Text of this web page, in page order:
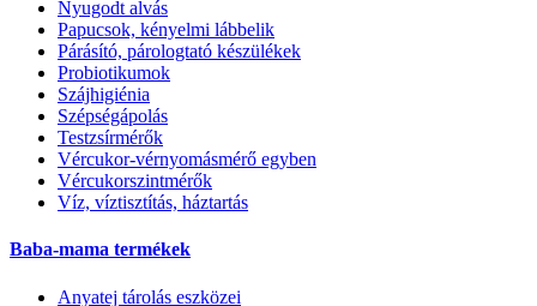
Nyugodt alvás
Papucsok, kényelmi lábbelik
Párásító, párologtató készülékek
Probiotikumok
Szájhigiénia
Szépségápolás
Testzsírmérők
Vércukor-vérnyomásmérő egyben
Vércukorszintmérők
Víz, víztisztítás, háztartás
Baba-mama termékek
Anyatej tárolás eszközei